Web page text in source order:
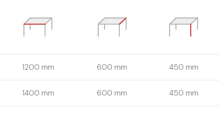
1200 mm 600 mm 450 mm
1400 mm 600 mm 450 mm